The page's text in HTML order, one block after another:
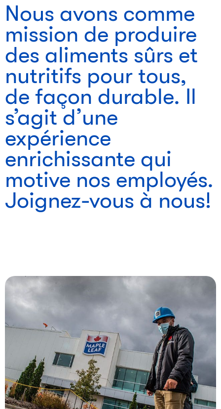
Nous avons comme
mission de produire
des aliments sûrs et
nutritifs pour tous,
de façon durable. Il
s’agit d’une
expérience
enrichissante qui
motive nos employés.
Joignez-vous à nous!